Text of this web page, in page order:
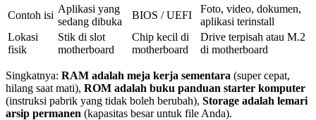
Contoh isi
Aplikasi yang
sedang dibuka
BIOS / UEFI
Foto, video, dokumen,
aplikasi terinstall
Lokasi
fisik
Stik di slot
motherboard
Chip kecil di
motherboard
Drive terpisah atau M.2
di motherboard
Singkatnya: RAM adalah meja kerja sementara (super cepat,
hilang saat mati), ROM adalah buku panduan starter komputer
(instruksi pabrik yang tidak boleh berubah), Storage adalah lemari
arsip permanen (kapasitas besar untuk file Anda).